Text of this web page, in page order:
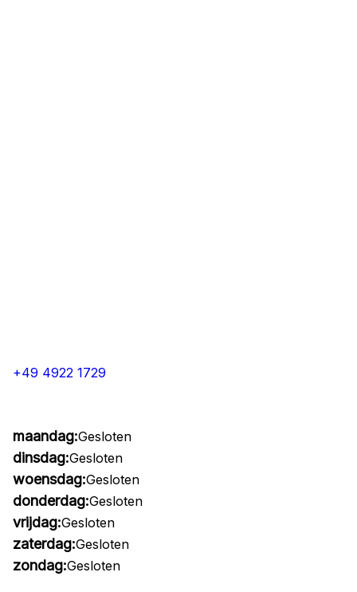
+49 4922 1729
maandag:Gesloten
dinsdag:Gesloten
woensdag:Gesloten
donderdag:Gesloten
vrijdag:Gesloten
zaterdag:Gesloten
zondag:Gesloten